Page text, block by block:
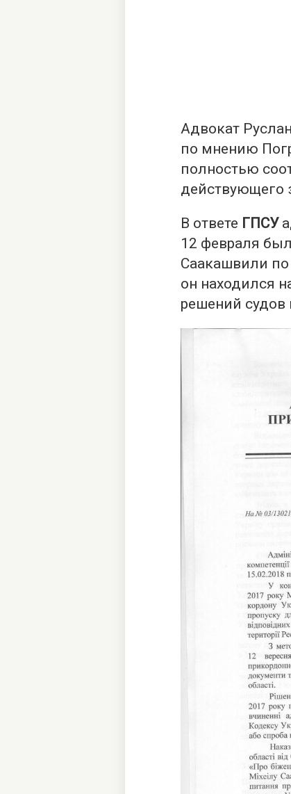
Адвокат
по мнению
полностью
действующего
В ответе ГПСУ
12 февраля
Саакашвили по
он находился
решений судов